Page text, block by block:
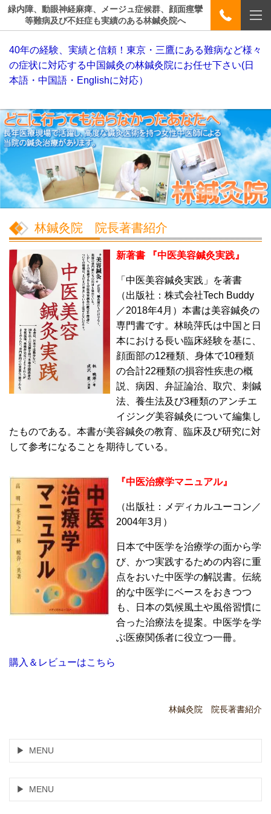
緑内障、動眼神経麻痺、メージュ症候群、顔面痙攣
等難病及び不妊症も実績のある林鍼灸院へ
40年の経験、実績と信頼！東京・三鷹にある難病など様々
の症状に対応する中国鍼灸の林鍼灸院にお任せ下さい(日
本語・中国語・Englishに対応）
林鍼灸院 院長著書紹介
新著書 『中医美容鍼灸実践』
「中医美容鍼灸実践」を著書
（出版社：株式会社Tech Buddy
／2018年4月）本書は美容鍼灸の
専門書です。林暁萍氏は中国と日
本における長い臨床経験を基に、
顔面部の12種類、身体で10種類
の合計22種類の損容性疾患の概
説、病因、弁証論治、取穴、刺鍼
法、養生法及び3種類のアンチエ
イジング美容鍼灸について編集し
たものである。本書が美容鍼灸の教育、臨床及び研究に対
して参考になることを期待している。
『中医治療学マニュアル』
（出版社：メディカルユーコン／
2004年3月）
日本で中医学を治療学の面から学
び、かつ実践するための内容に重
点をおいた中医学の解説書。伝統
的な中医学にベースをおきつつ
も、日本の気候風土や風俗習慣に
合った治療法を提案。中医学を学
ぶ医療関係者に役立つ一冊。
購入＆レビューはこちら
林鍼灸院 院長著書紹介
MENU
MENU